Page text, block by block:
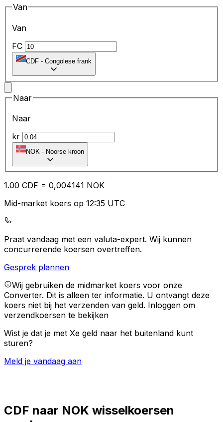
Van
Van
FC
CDF - Congolese frank
Naar
Naar
kr
NOK - Noorse kroon
1.00 CDF = 0,004141 NOK
Mid-market koers op 12:35 UTC
Praat vandaag met een valuta-expert. Wij kunnen
concurrerende koersen overtreffen.
Gesprek plannen
Wij gebruiken de midmarket koers voor onze
Converter. Dit is alleen ter informatie. U ontvangt deze
koers niet bij het verzenden van geld. Inloggen om
verzendkoersen te bekijken
Wist je dat je met Xe geld naar het buitenland kunt
sturen?
Meld je vandaag aan
CDF naar NOK wisselkoersen